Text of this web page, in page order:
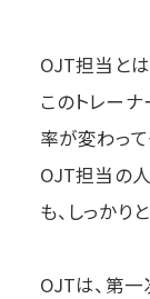
OJT担当とは
このトレー
率が変わって
OJT担当の
も、しっかり
OJTは、第一